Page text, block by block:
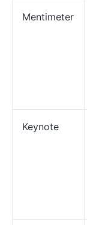
Mentimeter
Keynote